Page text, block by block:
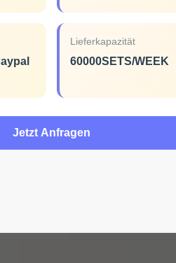
Lieferkapazität
60000SETS/WEEK
Jetzt Anfragen